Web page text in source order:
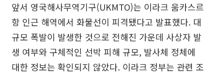
앞서 영국해사무역기구(UKMTO)는 이라크 움카스르
항 인근 해역에서 화물선이 피격됐다고 발표했다. 대
규모 폭발이 발생한 것으로 전해진 가운데 사상자 발
생 여부와 구체적인 선박 피해 규모, 발사체 정체에
대한 정보는 확인되지 않았다. 이라크 정부는 관련 조